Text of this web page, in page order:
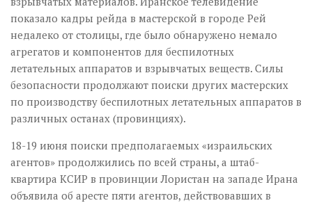
показало кадры рейда в мастерской в городе Рей
недалеко от столицы, где было обнаружено немало
агрегатов и компонентов для беспилотных
летательных аппаратов и взрывчатых веществ. Силы
безопасности продолжают поиски других мастерских
по производству беспилотных летательных аппаратов в
различных останах (провинциях).
18-19 июня поиски предполагаемых «израильских
агентов» продолжились по всей страны, а штаб-
квартира КСИР в провинции Лористан на западе Ирана
объявила об аресте пяти агентов, действовавших в